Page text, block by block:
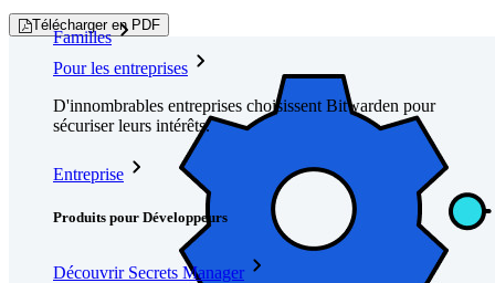
Familles
Pour les entreprises
D'innombrables entreprises choisissent Bitwarden pour
sécuriser leurs intérêts.
Entreprise
Produits pour Développeurs
Découvrir Secrets Manager
Télécharger en PDF